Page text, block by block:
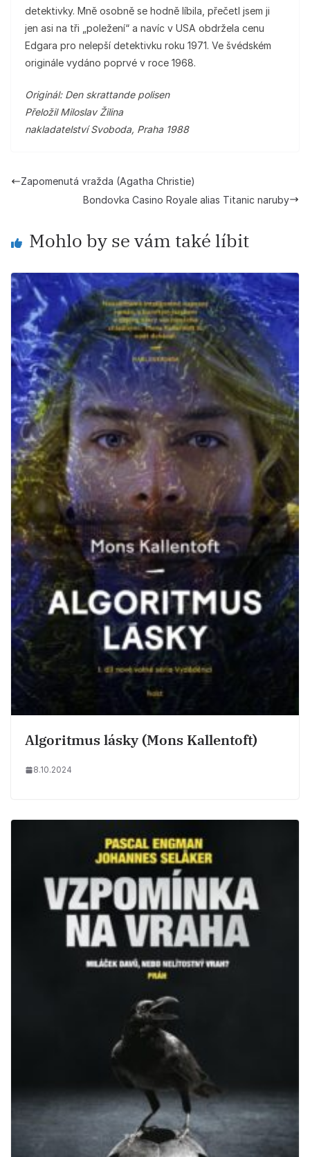
detektivky. Mně osobně se hodně líbila, přečetl jsem ji
jen asi na tři „poležení“ a navíc v USA obdržela cenu
Edgara pro nelepší detektivku roku 1971. Ve švédském
originále vydáno poprvé v roce 1968.
Originál: Den skrattande polisen
Přeložil Miloslav Žilina
nakladatelství Svoboda, Praha 1988
Zapomenutá vražda (Agatha Christie)
Bondovka Casino Royale alias Titanic naruby
Mohlo by se vám také líbit
Algoritmus lásky (Mons Kallentoft)
8.10.2024